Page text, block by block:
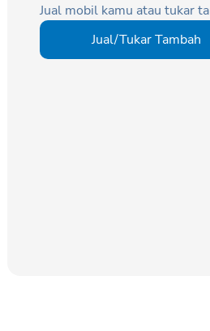
Jual mobil kamu atau tukar
Jual/Tukar Tambah